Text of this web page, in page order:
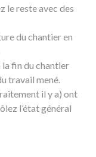
le reste avec des
du chantier en
la fin du chantier
travail mené.
il y a) ont
l’état général